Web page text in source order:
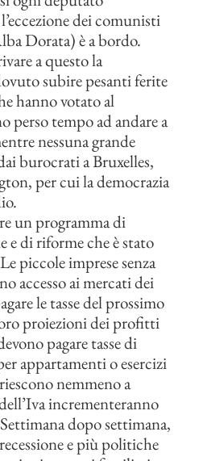
dei comunisti
Dorata) è a bordo.
a questo la
subire pesanti ferite
hanno votato al
perso tempo ad andare a
nessuna grande
burocrati a Bruxelles,
per cui la democrazia
un programma di
e di riforme che è stato
piccole imprese senza
accesso ai mercati dei
le tasse del prossimo
proiezioni dei profitti
pagare tasse di
appartamenti o esercizi
nemmeno a
incrementeranno
dopo settimana,
e più politiche